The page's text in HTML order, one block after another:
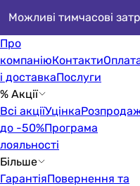
Можливі тимчасові
Про
компаніюКонтакти
і доставкаПослуги
% Акції
Всі акціїУцінка
до -50%Програма
лояльності
Більше
ГарантіяПовернення та